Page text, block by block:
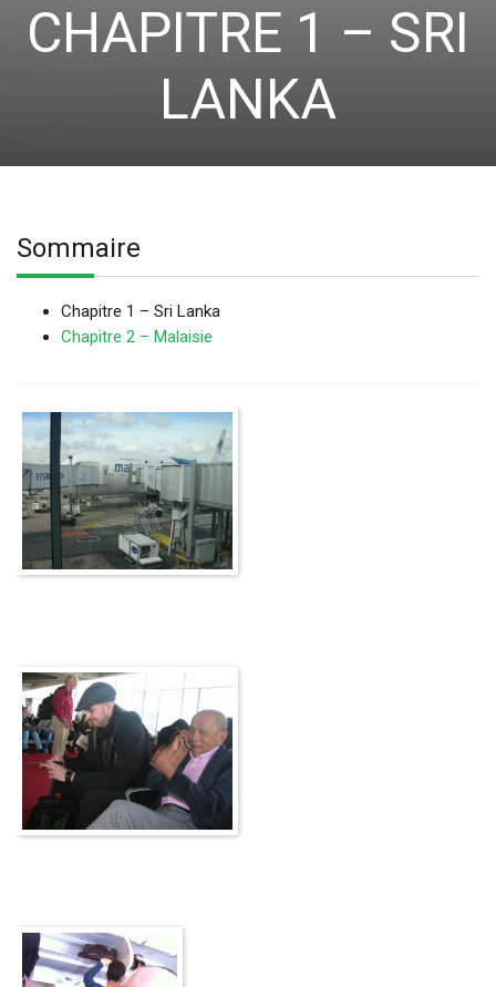
CHAPITRE 1 – SRI
LANKA
Sommaire
Chapitre 1 – Sri Lanka
Chapitre 2 – Malaisie